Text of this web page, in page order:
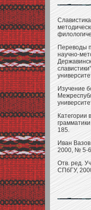
Переводы
научно-
Изучение
Категории
185.
Иван
2000, № 5-
Отв. ред.
СПбГУ,